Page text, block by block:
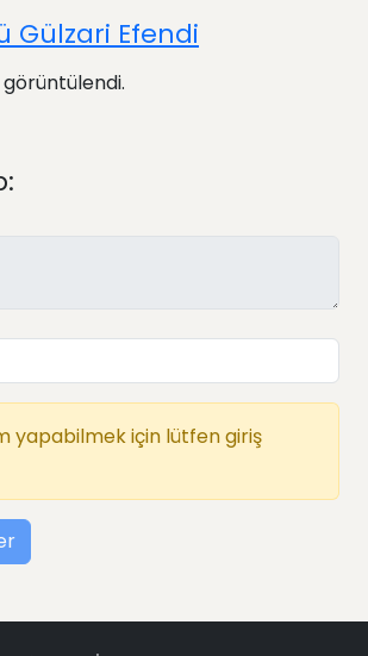
Gülzari Efendi
görüntülendi.
yapabilmek için lütfen giriş